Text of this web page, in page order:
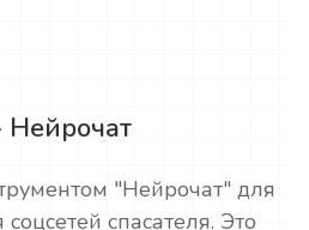
"Нейрочат" для
спасателя. Это